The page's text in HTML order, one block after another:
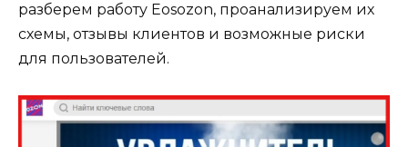
разберем работу Eosozon, проанализируем их
схемы, отзывы клиентов и возможные риски
для пользователей.